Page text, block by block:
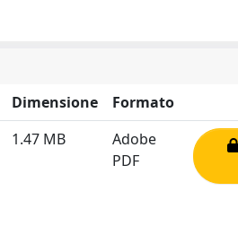
Dimensione
Formato
1.47 MB
Adobe
PDF